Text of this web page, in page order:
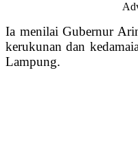
Ia menilai Gubernur
kerukunan dan
Lampung.